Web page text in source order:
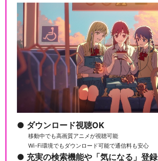
ダウンロード視聴OK
移動中でも高画質アニメが視聴可能
Wi-Fi環境でもダウンロード可能で通信料も安心
充実の検索機能や「気になる」登録